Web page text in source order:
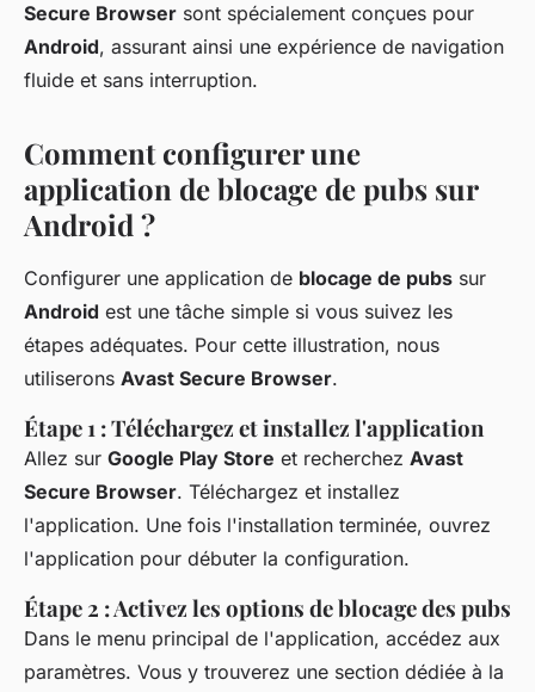
Secure Browser sont spécialement conçues pour
Android, assurant ainsi une expérience de navigation
fluide et sans interruption.
Comment configurer une
application de blocage de pubs sur
Android ?
Configurer une application de blocage de pubs sur
Android est une tâche simple si vous suivez les
étapes adéquates. Pour cette illustration, nous
utiliserons Avast Secure Browser.
Étape 1 : Téléchargez et installez l'application
Allez sur Google Play Store et recherchez Avast
Secure Browser. Téléchargez et installez
l'application. Une fois l'installation terminée, ouvrez
l'application pour débuter la configuration.
Étape 2 : Activez les options de blocage des pubs
Dans le menu principal de l'application, accédez aux
paramètres. Vous y trouverez une section dédiée à la